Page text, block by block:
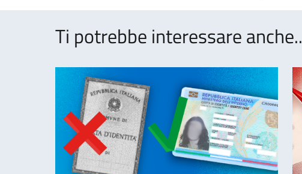
Ti potrebbe interessare anche..